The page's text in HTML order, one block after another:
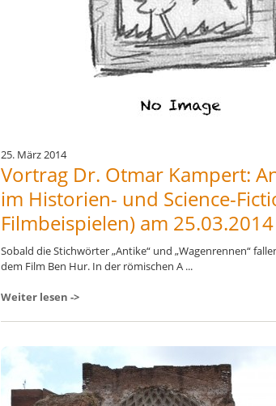
25. März 2014
Vortrag Dr. Otmar Kampert:
im Historien- und Science-
Filmbeispielen) am 25.03.2014
Sobald die Stichwörter „Antike“ und „Wagenrennen“
dem Film Ben Hur. In der römischen A ...
Weiter lesen ->